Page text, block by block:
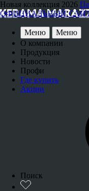
Новая коллекция 2026
ОФИЦИАЛЬНЫЙ САЙТ
Меню
Меню
О компании
Продукция
Новости
Профи
Где купить
Акции
Поиск